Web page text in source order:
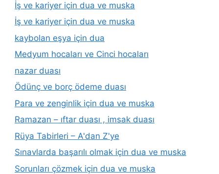
İş ve kariyer için dua ve muska
İş ve kariyer için dua ve muska
kaybolan eşya için dua
Medyum hocaları ve Cinci hocaları
nazar duası
Ödünç ve borç ödeme duası
Para ve zenginlik için dua ve muska
Ramazan – ıftar duası , imsak duası
Rüya Tabirleri – A'dan Z'ye
Sınavlarda başarılı olmak için dua ve muska
Sorunları çözmek için dua ve muska